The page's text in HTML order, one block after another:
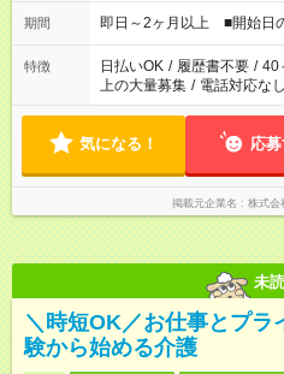
期間 即日～2ヶ月以上 ■開始日
特徴 日払いOK / 履歴書不要 / 40
上の大量募集 / 電話対応なし
気になる！ 応
掲載元企業名 株式会
未読
＼時短OK／お仕事とプラ
験から始める介護